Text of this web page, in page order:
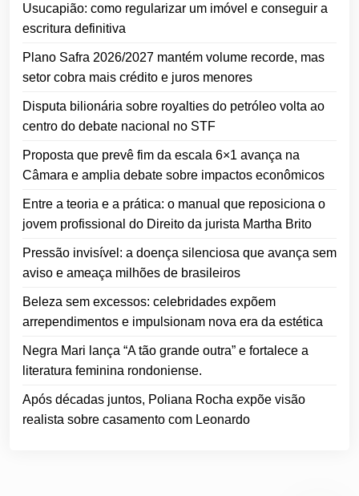
Usucapião: como regularizar um imóvel e conseguir a
escritura definitiva
Plano Safra 2026/2027 mantém volume recorde, mas
setor cobra mais crédito e juros menores
Disputa bilionária sobre royalties do petróleo volta ao
centro do debate nacional no STF
Proposta que prevê fim da escala 6×1 avança na
Câmara e amplia debate sobre impactos econômicos
Entre a teoria e a prática: o manual que reposiciona o
jovem profissional do Direito da jurista Martha Brito
Pressão invisível: a doença silenciosa que avança sem
aviso e ameaça milhões de brasileiros
Beleza sem excessos: celebridades expõem
arrependimentos e impulsionam nova era da estética
Negra Mari lança “A tão grande outra” e fortalece a
literatura feminina rondoniense.
Após décadas juntos, Poliana Rocha expõe visão
realista sobre casamento com Leonardo